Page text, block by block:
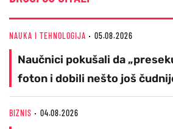
NAUKA I TEHNOLOGIJA 05.08.2026
Naučnici pokušali da
foton i dobili nešto još
BIZNIS 04.08.2026